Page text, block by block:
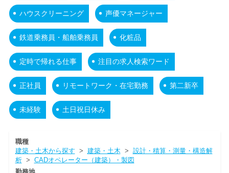
ハウスクリーニング 声優マネージャー
鉄道乗務員・船舶乗務員 化粧品
定時で帰れる仕事 注目の求人検索ワード
正社員 リモートワーク・在宅勤務 第二新卒
未経験 土日祝日休み
職種
建築・土木から探す > 建築・土木 > 設計・積算・測量・構造解
析> CADオペレーター（建築）・製図
勤務地